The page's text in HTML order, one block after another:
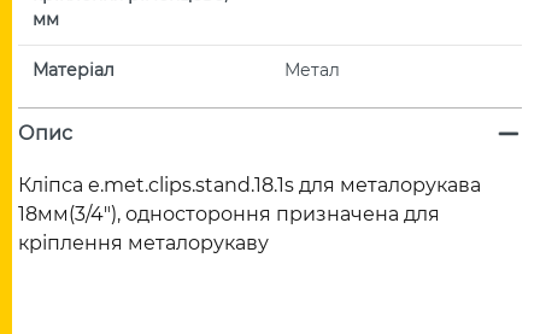
мм
Матеріал Метал
Опис
Кліпса e.met.clips.stand.18.1s для металорукава
18мм(3/4"), одностороння призначена для
кріплення металорукаву